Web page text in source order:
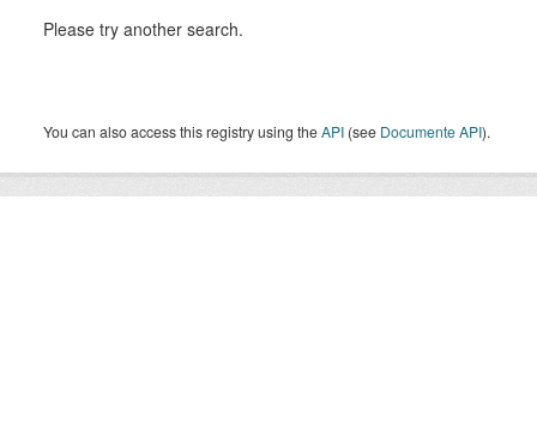
Please try another search.
You can also access this registry using theAPI (see Documente API).